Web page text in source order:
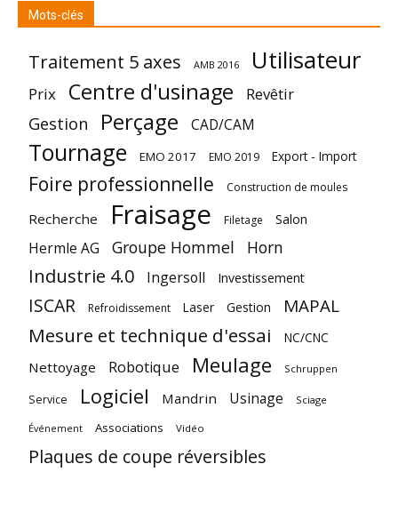
Mots-clés
Traitement 5 axes AMB 2016 Utilisateur
Prix Centre d'usinage Revêtir
Gestion Perçage CAD/CAM
Tournage EMO 2017 EMO 2019 Export - Import
Foire professionnelle Construction de moules
Recherche Fraisage Filetage Salon
Hermle AG Groupe Hommel Horn
Industrie 4.0 Ingersoll Investissement
ISCAR Refroidissement Laser Gestion MAPAL
Mesure et technique d'essai NC/CNC
Nettoyage Robotique Meulage Schruppen
Service Logiciel Mandrin Usinage Sciage
Événement Associations Vidéo
Plaques de coupe réversibles